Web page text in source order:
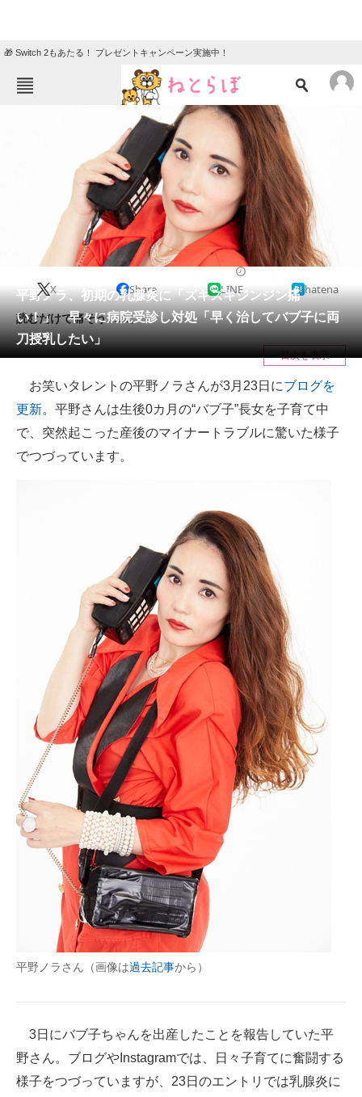
🎁 Switch 2もあたる！ プレゼントキャンペーン実施中！
クイズ
地域
教育・育児
リサーチ
会員記事
メディア
注目記事を集めた総合ページ
ITの今と未来を見通す
スマホと通信の最新トレンド
進化するPCとデバイスの未来
AI活用のいまが分かる
企業ITのトレンドを詳説
経営リーダーのコミュニティ
マーケ×ITの今がよく分かる
ITエンジニア向け専門サイト
企業向けIT製品の総合サイト
IT製品の技術・比較・事例
製造業のIT導入・活用を支援
モノづくり技術者専門サイト
エレクトロニクス専門サイト
電子設計の基本と応用
エネルギーの専門メディア
平野ノラ、初期の乳腺炎に「ズキズキジンジン痛
い！」 早々に病院受診し対処「早く治してバブ子に両
刀授乳したい」
X Share LINE hatena
読むだけで痛そう……。
目次を表示
お笑いタレントの平野ノラさんが3月23日にブログを
更新。平野さんは生後0カ月の“バブ子”長女を子育て中
で、突然起こった産後のマイナートラブルに驚いた様子
でつづっています。
平野ノラさん（画像は過去記事から）
3日にバブ子ちゃんを出産したことを報告していた平
野さん。ブログやInstagramでは、日々子育てに奮闘する
様子をつづっていますが、23日のエントリでは乳腺炎に